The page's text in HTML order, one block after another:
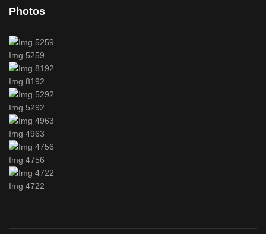
Photos
Img 5259
Img 8192
Img 5292
Img 4963
Img 4756
Img 4722